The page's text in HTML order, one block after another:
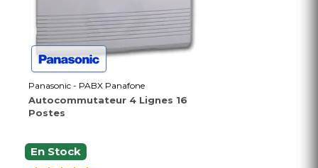
Panasonic - PABX Panafone
Autocommutateur 4 Lignes 16
Postes
En Stock